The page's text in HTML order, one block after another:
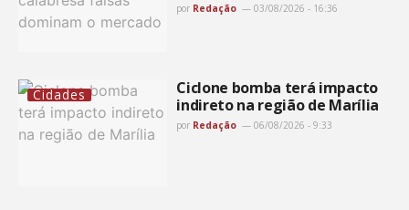
por Redação 03/08/2026 - 16:36
Cidades
Ciclone bomba terá impacto
indireto na região de Marília
por Redação 06/08/2026 - 9:33